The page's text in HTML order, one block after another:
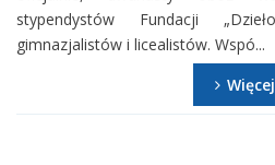
stypendystów Fundacji
gimnazjalistów i licealistów. Wspó...
Więcej